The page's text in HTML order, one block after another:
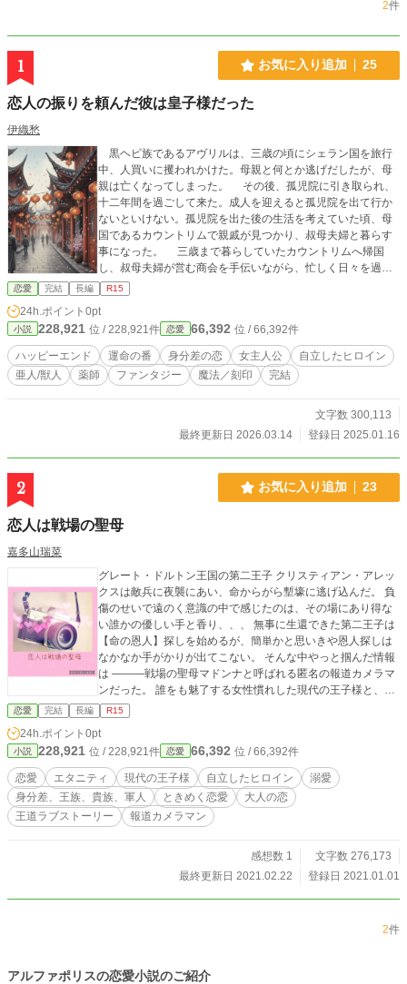
2件
1 お気に入り追加 25
恋人の振りを頼んだ彼は皇子様だった
伊織愁
黒ヘビ族であるアヴリルは、三歳の頃にシェラン国を旅行
中、人買いに攫われかけた。母親と何とか逃げだしたが、母
親は亡くなってしまった。 その後、孤児院に引き取られ、
十二年間を過ごして来た。成人を迎えると孤児院を出て行か
ないといけない。孤児院を出た後の生活を考えていた頃、母
国であるカウントリムで親戚が見つかり、叔母夫婦と暮らす
事になった。 三歳まで暮らしていたカウントリムへ帰国
し、叔母夫婦が営む商会を手伝いながら、忙しく日々を過ご
している内に、いつの間にか成人から、三年の月日が経って
いた。 十八歳になったアヴリルに結婚の話が持ち上がって
いる事を知り、アヴリルは決断する。何としても、本物の番
を見つけると。そして、ある一人の青年と出会った事で、ア
ヴリルの恋が始まった。 『私、動物アレルギーなんです
っ！』のスピンオフ。リジィの親友である黒ヘビ族、アヴリ
ルの恋物話。
恋愛 完結 長編 R15
24h.ポイント 0pt
小説 228,921 位 / 228,921件 恋愛 66,392 位 / 66,392件
ハッピーエンド 運命の番 身分差の恋 女主人公
自立したヒロイン
亜人/獣人
薬師 ファンタジー 魔法／刻印 完結
文字数 300,113
最終更新日 2026.03.14
登録日 2025.01.16
2 お気に入り追加 23
恋人は戦場の聖母
嘉多山瑞菜
グレート・ドルトン王国の第二王子 クリスティアン・アレッ
クスは敵兵に夜襲にあい、命からがら塹壕に逃げ込んだ。 負
傷のせいで遠のく意識の中で感じたのは、その場にあり得な
い誰かの優しい手と香り、、、 無事に生還できた第二王子は
【命の恩人】探しを始めるが、簡単かと思いきや恩人探しは
なかなか手がかりが出てこない。 そんな中やっと掴んだ情報
は ———戦場の聖母マドンナと呼ばれる匿名の報道カメラマ
ンだった。 誰をも魅了する女性慣れした現代の王子様と、勇
気があるけど、奥手で恋を知らない女性が、じれったいけど
少しづつ心を通わせわていく。 王子の一目惚れと見初められ
た女性が、様々な困難を乗り越えて、繰り広げていく溺愛ラ
ブストーリー。 別名【王子頑張れ物語？！】 どうか読む人皆
さまの胸がキュンキュンしますように。 ※ヒーローとヒロイ
ンの出会いまでに時間がかかります。 ※作者の好みを詰め込
んだご都合主義の王道恋物語です。 ※緩い現代の設定です。
※後半、戦争表現が若干あります。 ※日本以外の国名、団体
で、毎日、数話ずつ更新します！
恋愛 完結 長編 R15
24h.ポイント 0pt
小説 228,921 位 / 228,921件 恋愛 66,392 位 / 66,392件
恋愛 エタニティ 現代の王子様 自立したヒロイン
溺愛
身分差、王族、貴族、軍人
ときめく恋愛
大人の恋
王道ラブストーリー
報道カメラマン
感想数 1
文字数 276,173
最終更新日 2021.02.22
登録日 2021.01.01
2件
アルファポリスの恋愛小説のご紹介